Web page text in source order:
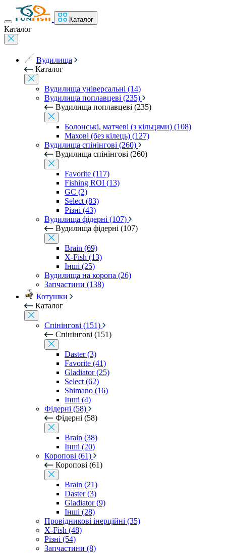
Каталог
Каталог
Вудилища
Каталог
Вудилища універсальні (14)
Вудилища поплавцеві (235)
Вудилища поплавцеві (235)
Болонські, матчеві (з кільцями) (108)
Махові (без кілець) (127)
Вудилища спінінгові (260)
Вудилища спінінгові (260)
Favorite (117)
Fishing ROI (13)
GC (2)
Select (83)
Різні (43)
Вудилища фідерні (107)
Вудилища фідерні (107)
Brain (69)
X-Fish (13)
Інші (25)
Вудилища на коропа (26)
Запчастини (138)
Котушки
Каталог
Спінінгові (151)
Спінінгові (151)
Daster (3)
Favorite (41)
Gladiator (25)
Select (62)
Shimano (16)
Інші (4)
Фідерні (58)
Фідерні (58)
Brain (38)
Інші (20)
Коропові (61)
Коропові (61)
Brain (21)
Daster (3)
Gladiator (9)
Інші (28)
Провідникові інерційні (35)
X-Fish (48)
Різні (54)
Запчастини (8)